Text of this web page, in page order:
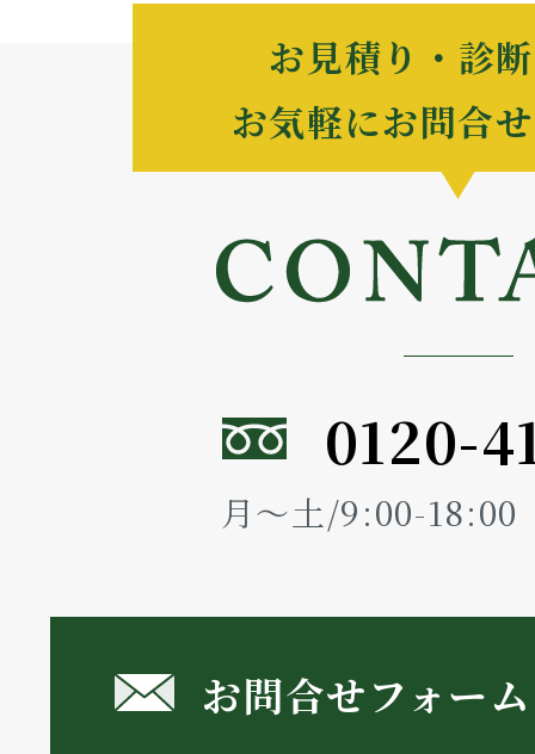
お見積り・診
お気軽にお問合
0120-
月～土/9:00-
お問合せフォー